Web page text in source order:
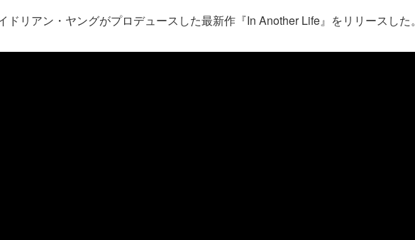
ドリアン・ヤングがプロデュースした最新作『In Another Life』をリリースした。